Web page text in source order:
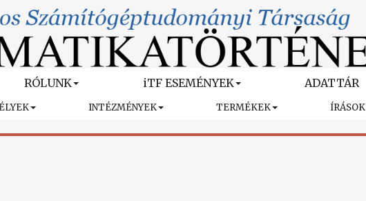
RÓLUNK iTF ESEMÉNYEK ADATTÁR
INTÉZMÉNYEK TERMÉKEK ÍRÁSOK